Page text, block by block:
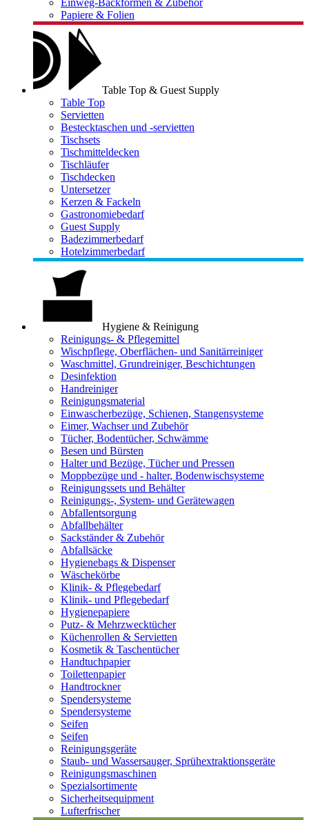
Einweg-Backformen & Zubehör
Papiere & Folien
Table Top & Guest Supply
Table Top
Servietten
Bestecktaschen und -servietten
Tischsets
Tischmitteldecken
Tischläufer
Tischdecken
Untersetzer
Kerzen & Fackeln
Gastronomiebedarf
Guest Supply
Badezimmerbedarf
Hotelzimmerbedarf
Hygiene & Reinigung
Reinigungs- & Pflegemittel
Wischpflege, Oberflächen- und Sanitärreiniger
Waschmittel, Grundreiniger, Beschichtungen
Desinfektion
Handreiniger
Reinigungsmaterial
Einwascherbezüge, Schienen, Stangensysteme
Eimer, Wachser und Zubehör
Tücher, Bodentücher, Schwämme
Besen und Bürsten
Halter und Bezüge, Tücher und Pressen
Moppbezüge und - halter, Bodenwischsysteme
Reinigungssets und Behälter
Reinigungs-, System- und Gerätewagen
Abfallentsorgung
Abfallbehälter
Sackständer & Zubehör
Abfallsäcke
Hygienebags & Dispenser
Wäschekörbe
Klinik- & Pflegebedarf
Klinik- und Pflegebedarf
Hygienepapiere
Putz- & Mehrzwecktücher
Küchenrollen & Servietten
Kosmetik & Taschentücher
Handtuchpapier
Toilettenpapier
Handtrockner
Spendersysteme
Spendersysteme
Seifen
Seifen
Reinigungsgeräte
Staub- und Wassersauger, Sprühextraktionsgeräte
Reinigungsmaschinen
Spezialsortimente
Sicherheitsequipment
Lufterfrischer